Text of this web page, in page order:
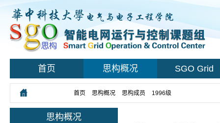
首页 思构概况 SGO Grid
首页 思构概况 思构成员 1996级
思构概况